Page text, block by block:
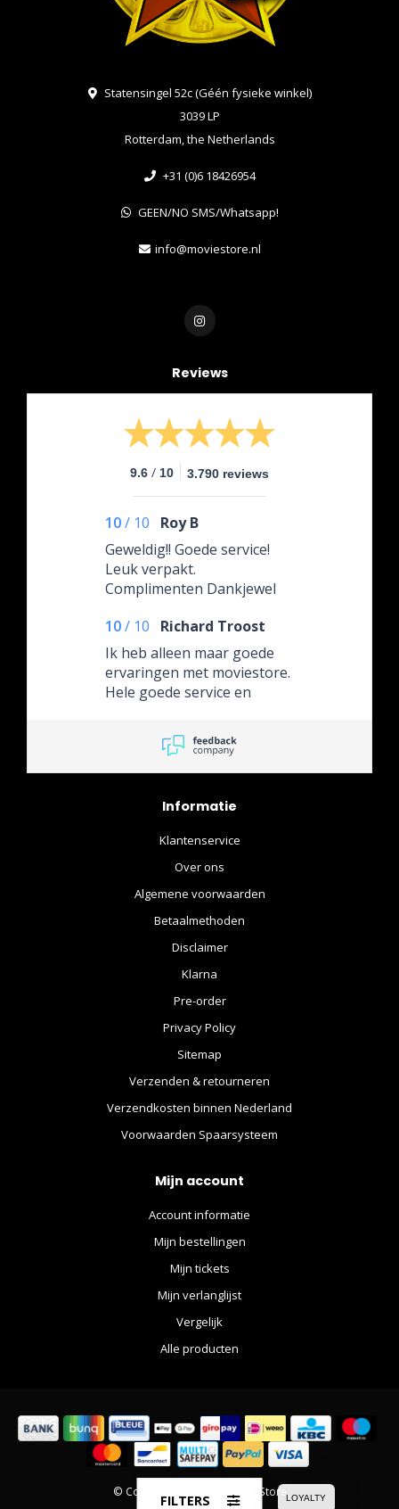
Statensingel 52c (Géén fysieke winkel)
3039 LP
Rotterdam, the Netherlands
+31 (0)6 18426954
GEEN/NO SMS/Whatsapp!
info@moviestore.nl
Reviews
9.6 / 10 3.790 reviews
10/ 10
Roy B
Geweldig!! Goede service!
Leuk verpakt.
Complimenten Dankjewel
10/ 10
Richard Troost
Ik heb alleen maar goede
ervaringen met moviestore.
Hele goede service en
Kortom ik blijf er bestellen!!
Informatie
Klantenservice
Over ons
Algemene voorwaarden
Betaalmethoden
Disclaimer
Klarna
Pre-order
Privacy Policy
Sitemap
Verzenden & retourneren
Verzendkosten binnen Nederland
Voorwaarden Spaarsysteem
Mijn account
Account informatie
Mijn bestellingen
Mijn tickets
Mijn verlanglijst
Vergelijk
Alle producten
© Copyright 2026 The Movie Store
FILTERS LOYALTY